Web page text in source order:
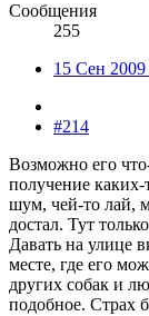
Сообщения
255
15 Сен 2009
#214
Возможно его
получение
шум, чей-то лай,
достал. Тут
Давать на улице
месте, где его
других собак и
подобное. Страх